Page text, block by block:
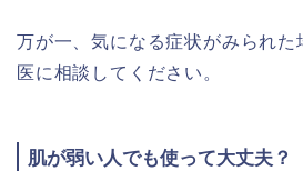
万が一、気になる症状がみられた
医に相談してください。
肌が弱い人でも使って大丈夫？